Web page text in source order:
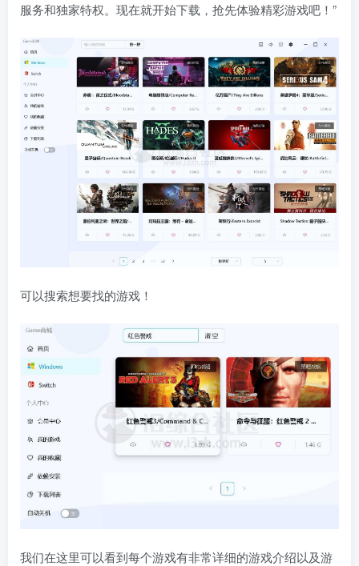
服务和独家特权。现在就开始下载，抢先体验精彩游戏吧！”
可以搜索想要找的游戏！
我们在这里可以看到每个游戏有非常详细的游戏介绍以及游